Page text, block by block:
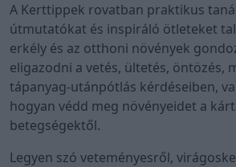
A Kerttippek rovatban praktikus
útmutatókat és inspiráló ötleteket
erkély és az otthoni növények
eligazodni a vetés, ültetés, öntözés,
tápanyag-utánpótlás kérdéseiben,
hogyan védd meg növényeidet a
betegségektől.
Legyen szó veteményesről,